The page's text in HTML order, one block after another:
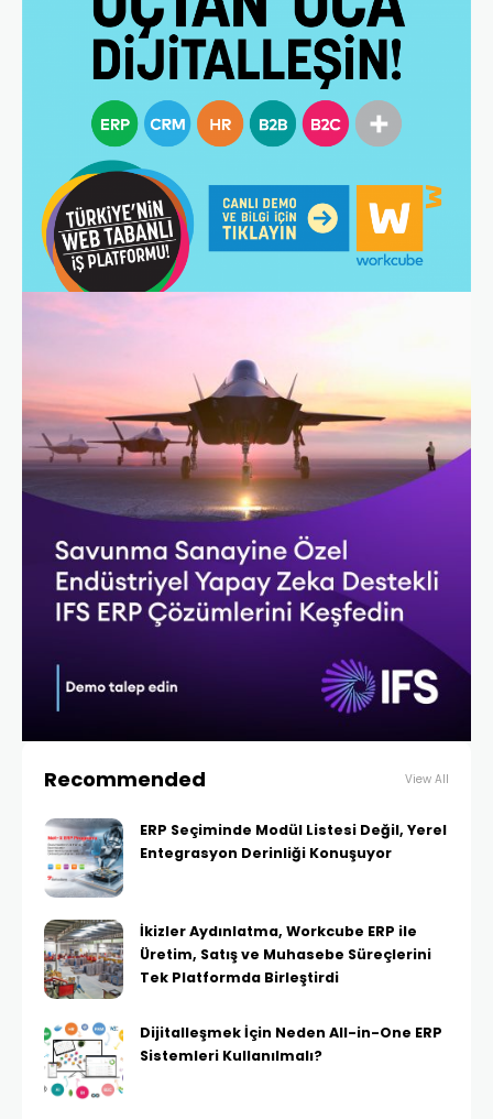
Recommended View All
ERP Seçiminde Modül Listesi Değil, Yerel
Entegrasyon Derinliği Konuşuyor
İkizler Aydınlatma, Workcube ERP ile
Üretim, Satış ve Muhasebe Süreçlerini
Tek Platformda Birleştirdi
Dijitalleşmek İçin Neden All-in-One ERP
Sistemleri Kullanılmalı?